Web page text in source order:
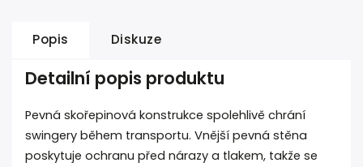
Popis Diskuze
Detailní popis produktu
Pevná skořepinová konstrukce spolehlivě chrání
swingery během transportu. Vnější pevná stěna
poskytuje ochranu před nárazy a tlakem, takže se